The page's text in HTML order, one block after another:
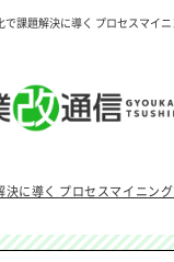
で課題解決に導く プロセスマイ
に導く プロセスマイニン